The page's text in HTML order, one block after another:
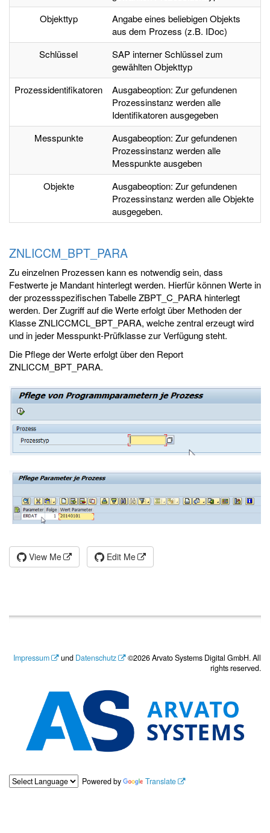
Objekttyp
Angabe eines beliebigen Objekts
aus dem Prozess (z.B. IDoc)
Schlüssel
SAP interner Schlüssel zum
gewählten Objekttyp
Prozessidentifikatoren
Ausgabeoption: Zur gefundenen
Prozessinstanz werden alle
Identifikatoren ausgegeben
Messpunkte
Ausgabeoption: Zur gefundenen
Prozessinstanz werden alle
Messpunkte ausgeben
Objekte
Ausgabeoption: Zur gefundenen
Prozessinstanz werden alle Objekte
ausgegeben.
ZNLICCM_BPT_PARA
Zu einzelnen Prozessen kann es notwendig sein, dass
Festwerte je Mandant hinterlegt werden. Hierfür können Werte in
der prozessspezifischen Tabelle ZBPT_C_PARA hinterlegt
werden. Der Zugriff auf die Werte erfolgt über Methoden der
Klasse ZNLICCMCL_BPT_PARA, welche zentral erzeugt wird
und in jeder Messpunkt-Prüfklasse zur Verfügung steht.
Die Pflege der Werte erfolgt über den Report
ZNLICCM_BPT_PARA.
View Me Edit Me
Impressum und Datenschutz
©2026 Arvato Systems Digital GmbH. All
rights reserved.
Powered by Translate